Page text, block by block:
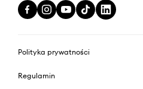
Polityka prywatności
Regulamin